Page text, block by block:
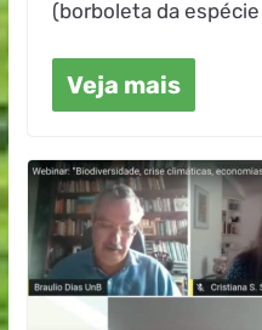
(borboleta da
Veja mais